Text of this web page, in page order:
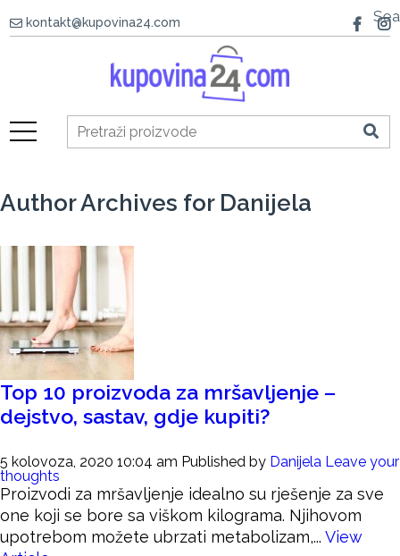
kontakt@kupovina24.com
Author Archives for Danijela
Top 10 proizvoda za mršavljenje –
dejstvo, sastav, gdje kupiti?
5 kolovoza, 2020 10:04 am Published by Danijela Leave your
thoughts
Proizvodi za mršavljenje idealno su rješenje za sve
one koji se bore sa viškom kilograma. Njihovom
upotrebom možete ubrzati metabolizam,... View